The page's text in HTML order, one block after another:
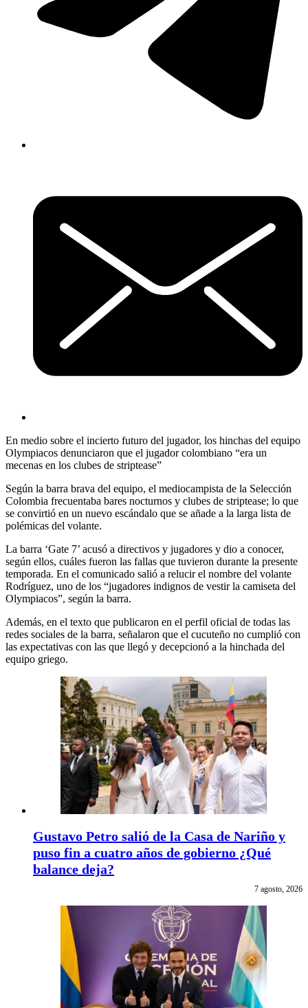
En medio sobre el incierto futuro del jugador, los hinchas del equipo
Olympiacos denunciaron que el jugador colombiano “era un
mecenas en los clubes de striptease”
Según la barra brava del equipo, el mediocampista de la Selección
Colombia frecuentaba bares nocturnos y clubes de striptease; lo que
se convirtió en un nuevo escándalo que se añade a la larga lista de
polémicas del volante.
La barra ‘Gate 7’ acusó a directivos y jugadores y dio a conocer,
según ellos, cuáles fueron las fallas que tuvieron durante la presente
temporada. En el comunicado salió a relucir el nombre del volante
Rodríguez, uno de los “jugadores indignos de vestir la camiseta del
Olympiacos”, según la barra.
Además, en el texto que publicaron en el perfil oficial de todas las
redes sociales de la barra, señalaron que el cucuteño no cumplió con
las expectativas con las que llegó y decepcionó a la hinchada del
equipo griego.
Gustavo Petro salió de la Casa de Nariño y
puso fin a cuatro años de gobierno ¿Qué
balance deja?
7 agosto, 2026